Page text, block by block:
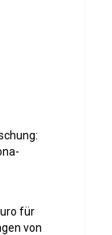
für
von